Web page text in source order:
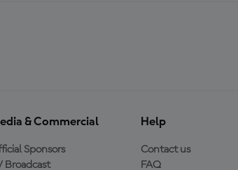
& Commercial
Sponsors
Broadcast
Help
Contact us
FAQ